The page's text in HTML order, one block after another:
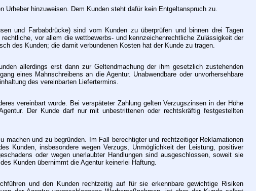
Urheber hinzuweisen. Dem Kunden steht dafür kein Entgeltanspruch zu.
und Farbabdrücke) sind vom Kunden zu überprüfen und binnen drei Tagen
vor allem die wettbewerbs- und kennzeichenrechtliche Zulässigkeit der
des Kunden; die damit verbundenen Kosten hat der Kunde zu tragen.
allerdings erst dann zur Geltendmachung der ihm gesetzlich zustehenden
eines Mahnschreibens an die Agentur. Unabwendbare oder unvorhersehbare
des vereinbarten Liefertermins.
vereinbart wurde. Bei verspäteter Zahlung gelten Verzugszinsen in der Höhe
Der Kunde darf nur mit unbestrittenen oder rechtskräftig festgestellten
und zu begründen. Im Fall berechtigter und rechtzeitiger Reklamationen
Kunden, insbesondere wegen Verzugs, Unmöglichkeit der Leistung, positiver
oder wegen unerlaubter Handlungen sind ausgeschlossen, soweit sie
Kunden übernimmt die Agentur keinerlei Haftung.
und den Kunden rechtzeitig auf für sie erkennbare gewichtige Risiken